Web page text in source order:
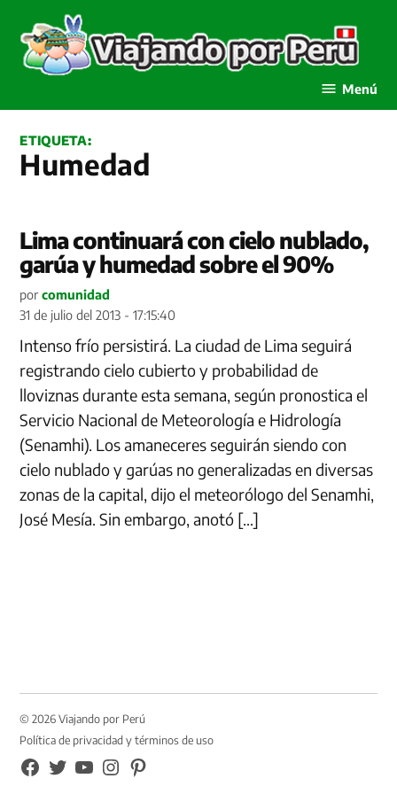
contenido
Menú
ETIQUETA:
Humedad
Lima continuará con cielo nublado,
garúa y humedad sobre el 90%
por comunidad
31 de julio del 2013 - 17:15:40
Intenso frío persistirá. La ciudad de Lima seguirá
registrando cielo cubierto y probabilidad de
lloviznas durante esta semana, según pronostica el
Servicio Nacional de Meteorología e Hidrología
(Senamhi). Los amaneceres seguirán siendo con
cielo nublado y garúas no generalizadas en diversas
zonas de la capital, dijo el meteorólogo del Senamhi,
José Mesía. Sin embargo, anotó […]
© 2026 Viajando por Perú
Política de privacidad y términos de uso
FB
TW YouTubeInstagramPinterest